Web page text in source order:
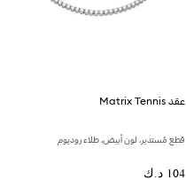
عقد Matrix Tennis
قطع مُستدير، لون أبيض، طلاء روديوم